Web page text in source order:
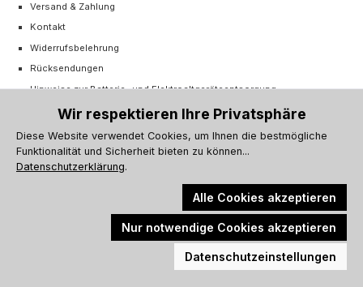
Versand & Zahlung
Kontakt
Widerrufsbelehrung
Rücksendungen
Hinweise zur Batterie- und Elektroaltgeräteentsorgung
Cookie-Einstellungen
Vertrag widerrufen
Alle Preise inkl. gesetzl. Mehrwertsteuer zzgl.Versandkostenund ggf.
Nachnahmegebühren, wenn nicht anders angegeben.
© 2026 Küchenprofi Group Online-Shop - Alle Rechte vorbehalten.
Wir respektieren Ihre Privatsphäre
Diese Website verwendet Cookies, um Ihnen die bestmögliche
Funktionalität und Sicherheit bieten zu können...
Datenschutzerklärung.
Alle Cookies akzeptieren
Nur notwendige Cookies akzeptieren
Datenschutzeinstellungen